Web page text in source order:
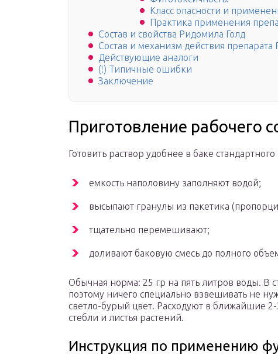
Класс опасности и
Практика применения
Состав и свойства Ридомила Голд
Состав и механизм действия препарата
Действующие аналоги
(!) Типичные ошибки
Заключение
Приготовление рабочего
Готовить раствор удобнее в баке
емкость наполовину заполняют водой;
высыпают гранулы из пакетика
тщательно перемешивают;
доливают баковую смесь до полного
Обычная норма: 25 гр на пять литров воды. В
поэтому ничего специально взвешивать не
светло-бурый цвет. Расходуют в ближайшие
стебли и листья растений.
Инструкция по применению